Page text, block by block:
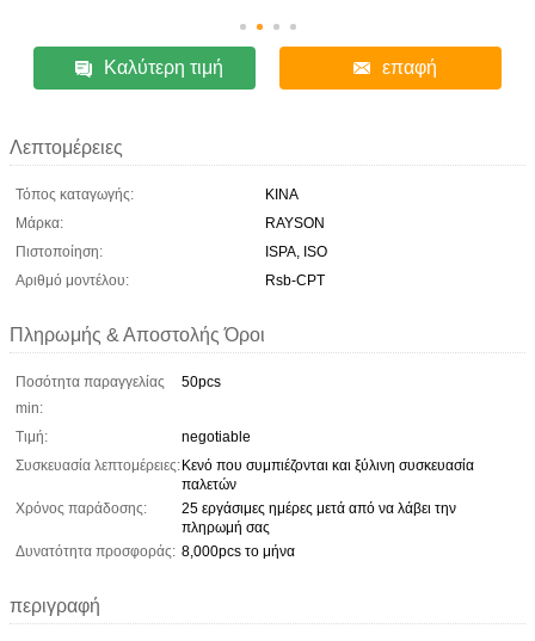
Καλύτερη τιμή επαφή
Λεπτομέρειες
Τόπος καταγωγής:
ΚΙΝΑ
Μάρκα:
RAYSON
Πιστοποίηση:
ISPA, ISO
Αριθμό μοντέλου:
Rsb-CPT
Πληρωμής & Αποστολής Όροι
Ποσότητα παραγγελίας
min:
50pcs
Τιμή:
negotiable
Συσκευασία λεπτομέρειες:Κενό που συμπιέζονται και ξύλινη συσκευασία
παλετών
Χρόνος παράδοσης:
25 εργάσιμες ημέρες μετά από να λάβει την
πληρωμή σας
Δυνατότητα προσφοράς: 8,000pcs το μήνα
περιγραφή